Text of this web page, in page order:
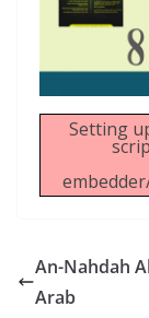
Setting
An-Nahdah
Arab